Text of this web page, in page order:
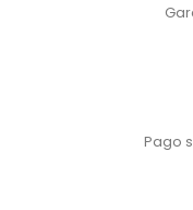
Pago